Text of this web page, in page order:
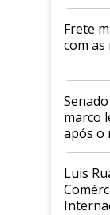
Frete
com
marco
após o
Luis